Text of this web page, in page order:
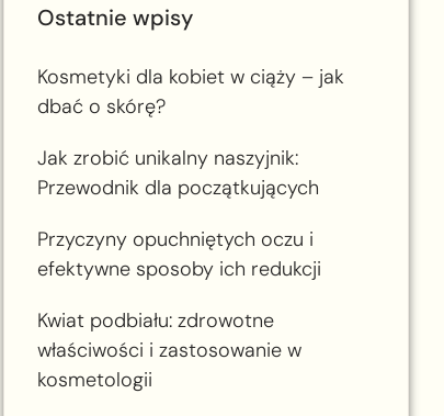
Ostatnie wpisy
Kosmetyki dla kobiet w ciąży – jak
dbać o skórę?
Jak zrobić unikalny naszyjnik:
Przewodnik dla początkujących
Przyczyny opuchniętych oczu i
efektywne sposoby ich redukcji
Kwiat podbiału: zdrowotne
właściwości i zastosowanie w
kosmetologii